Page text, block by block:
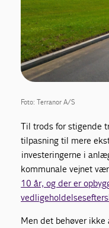
Foto: Terranor A/S
Til trods for stigende
tilpasning til mere
investeringerne i
kommunale vejnet
10 år, og der er
Men det behøver